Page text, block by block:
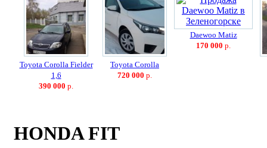
Toyota Corolla Fielder
1,6
390 000 р.
Toyota Corolla
720 000 р.
Daewoo Matiz
170 000 р.
HONDA FIT